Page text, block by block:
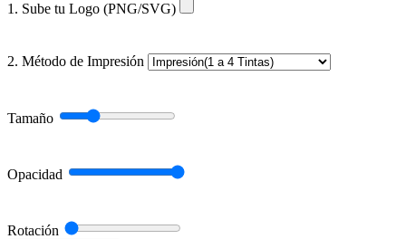
1. Sube tu Logo (PNG/SVG)
2. Método de Impresión
Tamaño
Opacidad
Rotación